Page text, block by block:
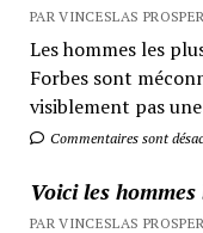
PAR VINCESLAS PROSPER
Les hommes les
Forbes sont
visiblement pas
Commentaires sont
Voici les
PAR VINCESLAS PROSPER